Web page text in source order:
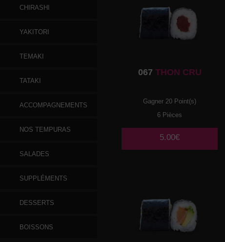
CHIRASHI
YAKITORI
TEMAKI
TATAKI
ACCOMPAGNEMENTS
NOS TEMPURAS
SALADES
SUPPLÉMENTS
DESSERTS
BOISSONS
067 THON CRU
Gagner 20 Point(s)
6 Pièces
5.00€